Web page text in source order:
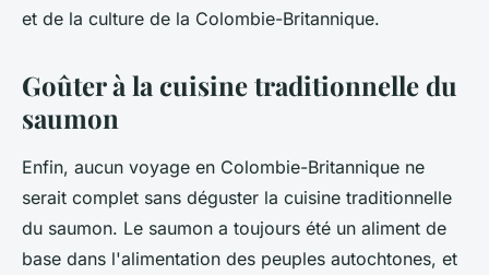
et de la culture de la Colombie-Britannique.
Goûter à la cuisine traditionnelle du
saumon
Enfin, aucun voyage en Colombie-Britannique ne
serait complet sans déguster la cuisine traditionnelle
du saumon. Le saumon a toujours été un aliment de
base dans l'alimentation des peuples autochtones, et